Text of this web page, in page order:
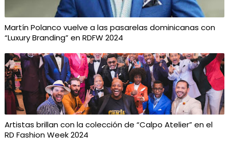
Martín Polanco vuelve a las pasarelas dominicanas con
“Luxury Branding” en RDFW 2024
Artistas brillan con la colección de “Calpo Atelier” en el
RD Fashion Week 2024